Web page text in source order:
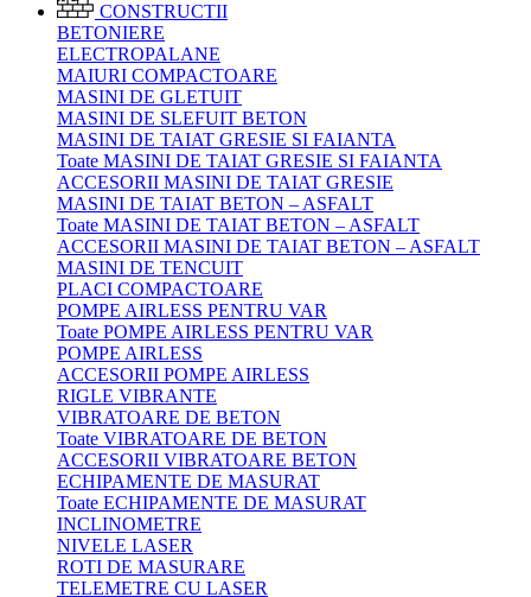
CONSTRUCTII
BETONIERE
ELECTROPALANE
MAIURI COMPACTOARE
MASINI DE GLETUIT
MASINI DE SLEFUIT BETON
MASINI DE TAIAT GRESIE SI FAIANTA
Toate MASINI DE TAIAT GRESIE SI FAIANTA
ACCESORII MASINI DE TAIAT GRESIE
MASINI DE TAIAT BETON – ASFALT
Toate MASINI DE TAIAT BETON – ASFALT
ACCESORII MASINI DE TAIAT BETON – ASFALT
MASINI DE TENCUIT
PLACI COMPACTOARE
POMPE AIRLESS PENTRU VAR
Toate POMPE AIRLESS PENTRU VAR
POMPE AIRLESS
ACCESORII POMPE AIRLESS
RIGLE VIBRANTE
VIBRATOARE DE BETON
Toate VIBRATOARE DE BETON
ACCESORII VIBRATOARE BETON
ECHIPAMENTE DE MASURAT
Toate ECHIPAMENTE DE MASURAT
INCLINOMETRE
NIVELE LASER
ROTI DE MASURARE
TELEMETRE CU LASER